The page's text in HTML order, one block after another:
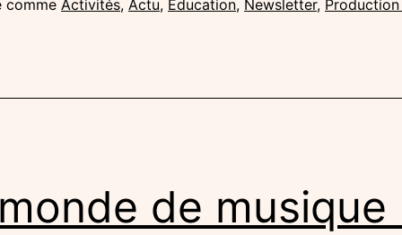
comme Activités, Actu, Éducation, Newsletter,
de musique